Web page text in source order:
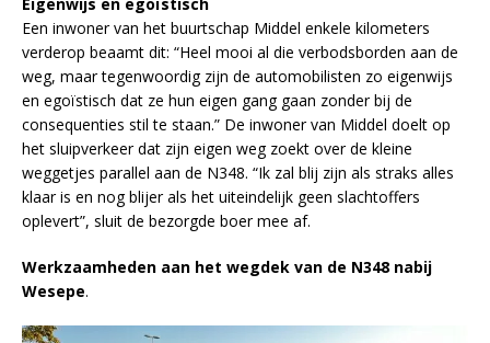
Een inwoner van het buurtschap Middel enkele kilometers
verderop beaamt dit: “Heel mooi al die verbodsborden aan de
weg, maar tegenwoordig zijn de automobilisten zo eigenwijs
en egoïstisch dat ze hun eigen gang gaan zonder bij de
consequenties stil te staan.” De inwoner van Middel doelt op
het sluipverkeer dat zijn eigen weg zoekt over de kleine
weggetjes parallel aan de N348. “Ik zal blij zijn als straks alles
klaar is en nog blijer als het uiteindelijk geen slachtoffers
oplevert”, sluit de bezorgde boer mee af.
Werkzaamheden aan het wegdek van de N348 nabij
Wesepe.